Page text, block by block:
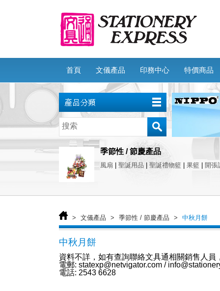
首頁 文儀產品 印務中心 特價商品
季節性 / 節慶產品
風扇 聖誕用品 聖誕禮物籃 果籃 開張
> 文儀產品 > 季節性 / 節慶產品 > 中秋月餅
中秋月餅
資料不詳，如有查詢聯絡文具通相關銷售人員
電郵: statexp@netvigator.com /
電話: 2543 6628